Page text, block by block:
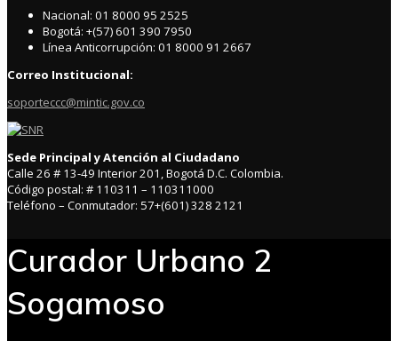
Nacional: 01 8000 95 2525
Bogotá: +(57) 601 390 7950
Línea Anticorrupción: 01 8000 91 2667
Correo Institucional:
soporteccc@mintic.gov.co
Sede Principal y Atención al Ciudadano
Calle 26 # 13-49 Interior 201, Bogotá D.C. Colombia.
Código postal: # 110311 – 110311000
Teléfono – Conmutador: 57+(601) 328 2121
Curador Urbano 2
Sogamoso